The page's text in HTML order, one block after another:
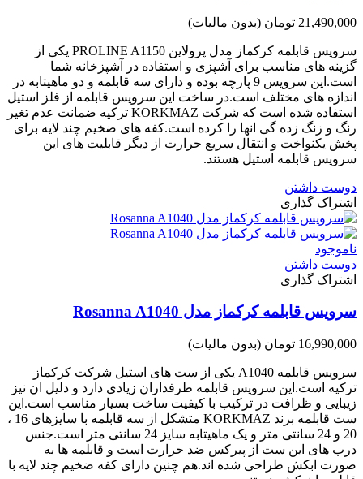
21,490,000 تومان (بدون مالیات)
سرویس قابلمه کرکماز مدل پرولاین PROLINE A1150 یکی از
گزینه های مناسب برای آشپزی و استفاده در آشپزخانه شما
است.این سرویس 9 پارچه بوده و دارای سه قابلمه و دو ماهیتابه در
اندازه های مختلف است.در ساخت این سرویس قابلمه از فلز استیل
استفاده شده است که شرکت KORKMAZ ترکیه ضمانت عدم تغیر
رنگ و زنگ زده گی انها را کرده است.کفه های ضخیم چند لایه برای
پخش یکنواخت و انتقال سریع حرارت از دیگر قابلیت های این
سرویس قابلمه استیل هستند.
دوست داشتن
اشتراک گذاری
ناموجود
دوست داشتن
اشتراک گذاری
سرویس قابلمه کرکماز مدل Rosanna A1040
16,990,000 تومان (بدون مالیات)
سرویس قابلمه A1040 یکی از ست های استیل شرکت کرکماز
ترکیه است.این سرویس قابلمه طرفداران زیادی دارد و دلیل ان نیز
زیبایی و ظرافت در ترکیب با کیفیت ساخت بسیار مناسب است.این
ست قابلمه برند KORKMAZ متشکل از سه قابلمه با سایزهای 16 ،
20 و 24 سانتی متر و یک ماهیتابه سایز 24 سانتی متر است.جنس
درب های این ست از پیرکس ضد حرارت است و قابلمه ها به
صورت ابکش طراحی شده اند.هم چنین دارای کفه ضخیم چند لایه با